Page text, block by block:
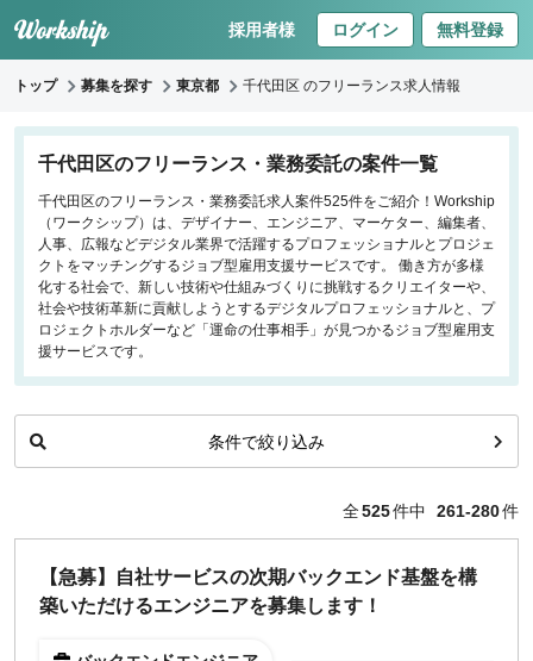
採用者様 ログイン 無料登録
トップ 募集を探す 東京都 千代田区 のフリーランス求人情報
千代田区のフリーランス・業務委託の案件一覧
千代田区のフリーランス・業務委託求人案件525件をご紹介！Workship
（ワークシップ）は、デザイナー、エンジニア、マーケター、編集者、
人事、広報などデジタル業界で活躍するプロフェッショナルとプロジェ
クトをマッチングするジョブ型雇用支援サービスです。 働き方が多様
化する社会で、新しい技術や仕組みづくりに挑戦するクリエイターや、
社会や技術革新に貢献しようとするデジタルプロフェッショナルと、プ
ロジェクトホルダーなど「運命の仕事相手」が見つかるジョブ型雇用支
援サービスです。
条件で絞り込み
キーワードで探す
職種
フロントエンドエンジニア
バックエンドエンジニア
インフラエンジニア
iOS/Androidアプリエンジニア
データサイエンティスト
出社希望
全525件中 261-280件
【急募】自社サービスの次期バックエンド基盤を構
築いただけるエンジニアを募集します！